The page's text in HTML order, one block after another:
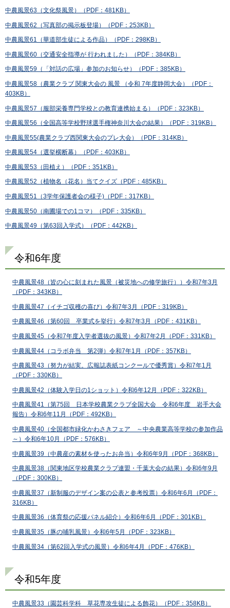
中農風景63（文化祭風景）（PDF：481KB）
中農風景62（写真部の掲示板登場）（PDF：253KB）
中農風景61（華道部生徒による作品）（PDF：298KB）
中農風景60（交通安全指導が 行われました）（PDF：384KB）
中農風景59（「対話の広場」参加のお知らせ）（PDF：385KB）
中農風景58（農業クラブ 関東大会の 風景 （令和 7年度静岡大会）（PDF：
403KB）
中農風景57（服部栄養専門学校との教育連携始まる）（PDF：323KB）
中農風景56（全国高等学校野球選手権神奈川大会の結果）（PDF：319KB）
中農風景55(農業クラブ西関東大会のプレ大会）（PDF：314KB）
中農風景54（選挙横断幕）（PDF：403KB）
中農風景53（田植え）（PDF：351KB）
中農風景52（植物名（花名）当てクイズ（PDF：485KB）
中農風景51（3学年保護者会の様子)（PDF：317KB）
中農風景50（南圃場での1コマ）（PDF：335KB）
中農風景49（第63回入学式）（PDF：442KB）
令和6年度
中農風景48（皆の心に刻まれた風景（被災地への修学旅行））令和7年3月
（PDF：343KB）
中農風景47（イチゴ収穫の喜び）令和7年3月（PDF：319KB）
中農風景46（第60回 卒業式を挙行）令和7年3月（PDF：431KB）
中農風景45（令和7年度入学者選抜の風景）令和7年2月（PDF：331KB）
中農風景44（コラボ弁当 第2弾）令和7年1月（PDF：357KB）
中農風景43（努力が結実。広報誌表紙コンクールで優秀賞）令和7年1月
（PDF：330KB）
中農風景42（体験入学日の1ショット）令和6年12月（PDF：322KB）
中農風景41（第75回 日本学校農業クラブ全国大会 令和6年度 岩手大会
報告）令和6年11月（PDF：492KB）
中農風景40（全国都市緑化かわさきフェア ～中央農業高等学校の参加作品
～）令和6年10月（PDF：576KB）
中農風景39（中農産の素材を使ったお弁当）令和6年9月（PDF：368KB）
中農風景38（関東地区学校農業クラブ連盟・千葉大会の結果）令和6年9月
（PDF：300KB）
中農風景37（新制服のデザイン案の公表と参考投票）令和6年6月（PDF：
316KB）
中農風景36（体育祭の応援パネル紹介）令和6年6月（PDF：301KB）
中農風景35（豚の哺乳風景）令和6年5月（PDF：323KB）
中農風景34（第62回入学式の風景）令和6年4月 （PDF：476KB）
令和5年度
中農風景33（園芸科学科 草花専攻生徒による飾花）（PDF：358KB）